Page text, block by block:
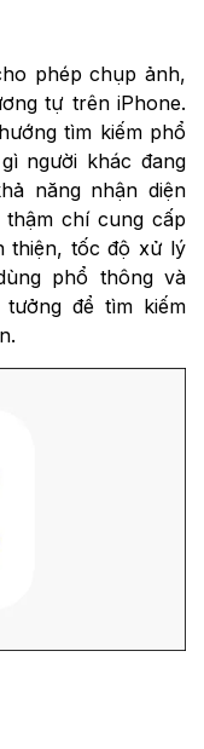
phép chụp ảnh,
tự trên iPhone.
tìm kiếm phổ
người khác đang
năng nhận diện
chí cung cấp
thiện, tốc độ xử lý
phổ thông và
để tìm kiếm